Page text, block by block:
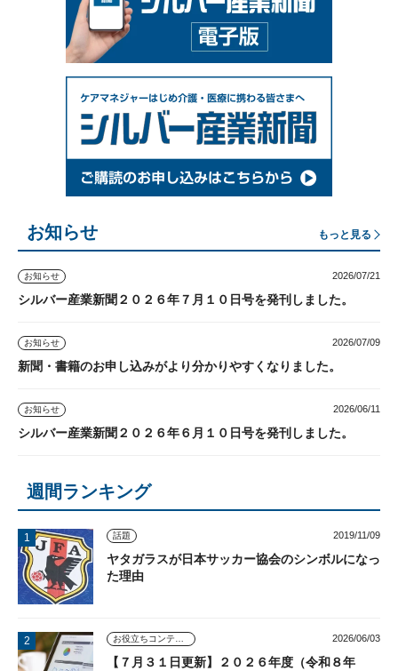
お知らせ もっと見る
お知らせ 2026/07/21
シルバー産業新聞２０２６年７月１０日号を発刊しました。
お知らせ 2026/07/09
新聞・書籍のお申し込みがより分かりやすくなりました。
お知らせ 2026/06/11
シルバー産業新聞２０２６年６月１０日号を発刊しました。
週間ランキング
話題 2019/11/09
ヤタガラスが日本サッカー協会のシンボルになっ
た理由
2026/06/03
【７月３１日更新】２０２６年度（令和８年